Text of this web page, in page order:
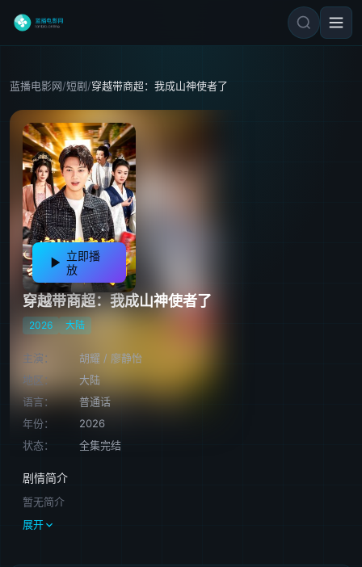
蓝播电影网/短剧/穿越带商超：我成山神使者了
立即播
放
穿越带商超：我成山神使者了
2026 大陆
主演： 胡耀 / 廖静怡
地区：
大陆
语言：
普通话
年份：
2026
状态：
全集完结
剧情简介
暂无简介
展开